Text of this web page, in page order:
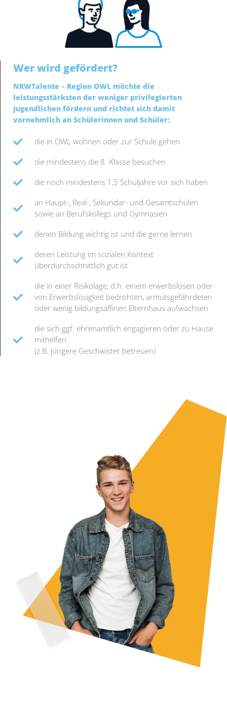
Wer wird gefördert?
NRWTalente – Region OWL möchte die
leistungsstärksten der weniger privilegierten
Jugendlichen fördern und richtet sich damit
vornehmlich an Schülerinnen und Schüler:
die in OWL wohnen oder zur Schule gehen
die mindestens die 8. Klasse besuchen
die noch mindestens 1,5 Schuljahre vor sich haben
an Haupt-, Real-, Sekundar- und Gesamtschulen
sowie an Berufskollegs und Gymnasien
denen Bildung wichtig ist und die gerne lernen
deren Leistung im sozialen Kontext
überdurchschnittlich gut ist
die in einer Risikolage, d.h. einem erwerbslosen oder
von Erwerbslosigkeit bedrohten, armutsgefährdeten
oder wenig bildungsaffinen Elternhaus aufwachsen
die sich ggf. ehrenamtlich engagieren oder zu Hause
mithelfen
(z.B. jüngere Geschwister betreuen)